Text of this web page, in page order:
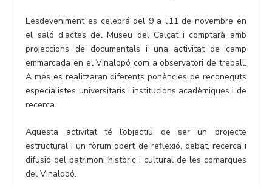
L’esdeveniment es celebrá del 9 a l’11 de novembre en
el saló d’actes del Museu del Calçat i comptarà amb
projeccions de documentals i una activitat de camp
emmarcada en el Vinalopó com a observatori de treball.
A més es realitzaran diferents ponències de reconeguts
especialistes universitaris i institucions acadèmiques i de
recerca.
Aquesta activitat té l’objectiu de ser un projecte
estructural i un fòrum obert de reflexió, debat, recerca i
difusió del patrimoni històric i cultural de les comarques
del Vinalopó.